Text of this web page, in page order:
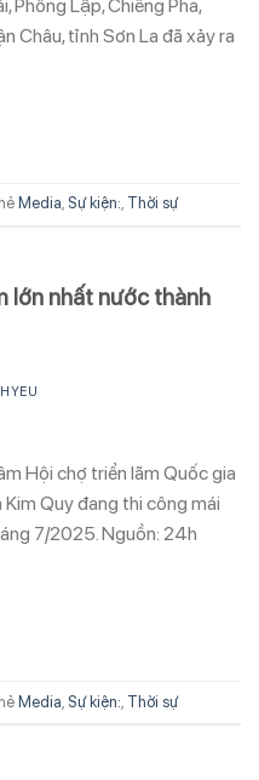
Phổng Lập, Chiềng Pha,
Châu, tỉnh Sơn La đã xảy ra
Media Sự kiện: Thời sự
lớn nhất nước thành
Hội chợ triển lãm Quốc gia
Quy đang thi công mái
7/2025. Nguồn: 24h
Media Sự kiện: Thời sự